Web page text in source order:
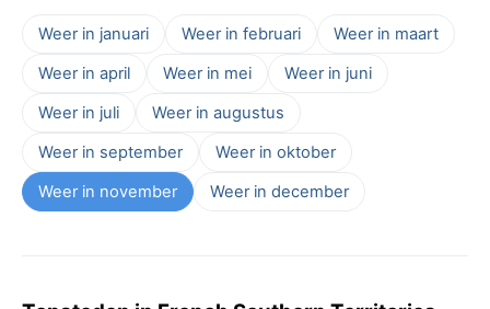
Weer in januari Weer in februari
Weer in maart
Weer in april
Weer in mei
Weer in juni
Weer in juli
Weer in augustus
Weer in september
Weer in oktober
Weer in november
Weer in december